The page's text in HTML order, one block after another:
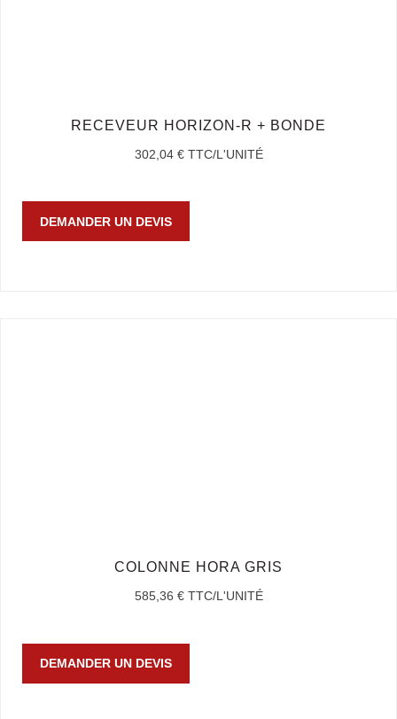
RECEVEUR HORIZON-R + BONDE
302,04 € TTC/L'UNITÉ
DEMANDER UN DEVIS
COLONNE HORA GRIS
585,36 € TTC/L'UNITÉ
DEMANDER UN DEVIS